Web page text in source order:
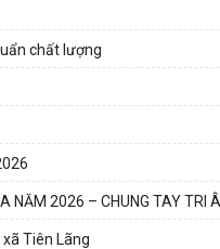
chất lượng
NĂM 2026 – CHUNG TAY TRI
Tiên Lãng